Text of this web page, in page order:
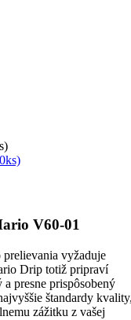
V60-01
vyžaduje
Drip totiž pripraví
presne prispôsobený
štandardy
zážitku z vašej